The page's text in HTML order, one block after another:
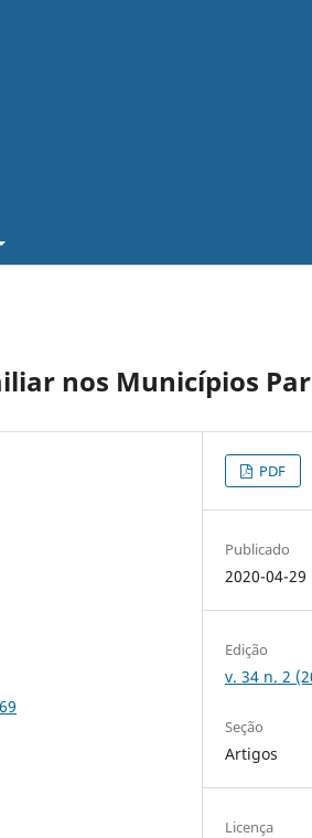
nos Municípios
PDF
Publicado
2020-04-29
Edição
v. 34 n. 2
Seção
Artigos
Licença